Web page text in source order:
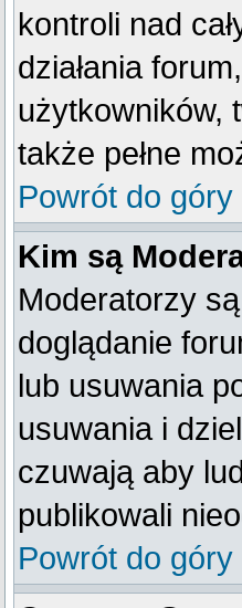
kontroli nad
działania
użytkowników,
także pełne
Powrót do góry
Kim są
Moderatorzy
doglądanie
lub usuwania
usuwania i
czuwają aby
publikowali
Powrót do góry